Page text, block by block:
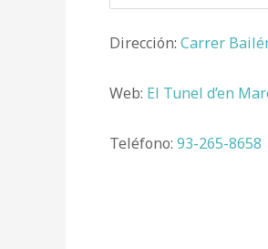
Dirección: Carrer
Web: El Tunel d’en
Teléfono: 93-265-8658